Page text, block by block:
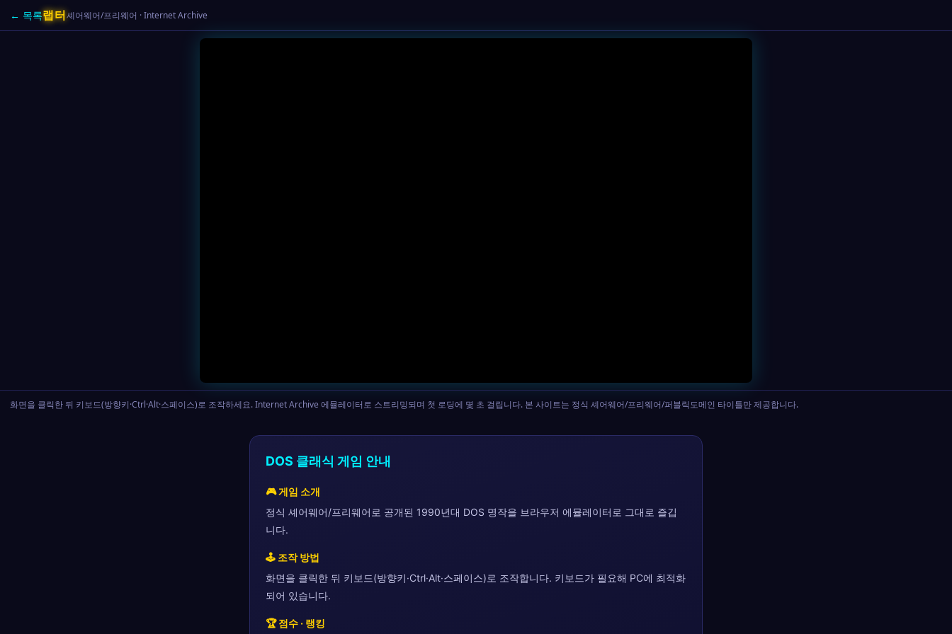
← 목록랩터셰어웨어/프리웨어 · Internet Archive
화면을 클릭한 뒤 키보드(방향키·Ctrl·Alt·스페이스)로 조작하세요. Internet Archive 에뮬레이터로 스트리밍되며 첫 로딩에 몇 초 걸립니다. 본 사이트는 정식 셰어웨어/프리웨어/퍼블릭도메인 타이틀만 제공합니다.
DOS 클래식 게임 안내
🎮 게임 소개
정식 셰어웨어/프리웨어로 공개된 1990년대 DOS 명작을 브라우저 에뮬레이터로 그대로 즐깁
니다.
🕹 조작 방법
화면을 클릭한 뒤 키보드(방향키·Ctrl·Alt·스페이스)로 조작합니다. 키보드가 필요해 PC에 최적화
되어 있습니다.
🏆 점수 · 랭킹